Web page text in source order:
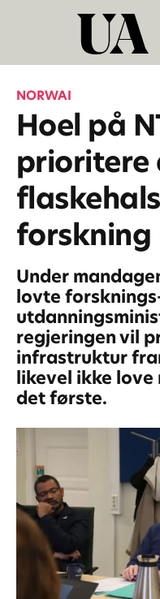
NORWAI
Hoel på
prioritere
forskning
Under
lovte
regjeringen vil
infrastruktur
likevel ikke love
det første.